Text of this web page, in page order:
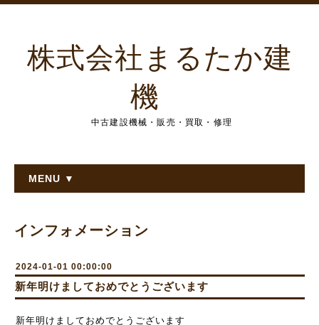
株式会社まるたか建
機
中古建設機械・販売・買取・修理
MENU ▼
インフォメーション
2024-01-01 00:00:00
新年明けましておめでとうございます
新年明けましておめでとうございます